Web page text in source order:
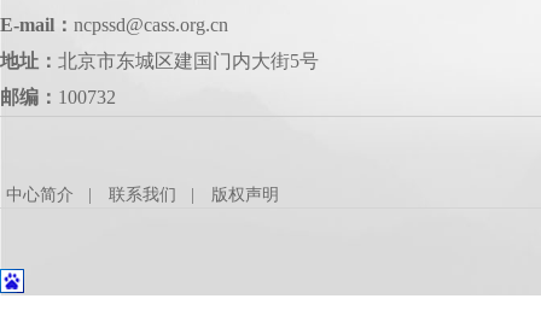
E-mail： ncpssd@cass.org.cn
地址： 北京市东城区建国门内大街5号
邮编： 100732
中心简介 联系我们 版权声明